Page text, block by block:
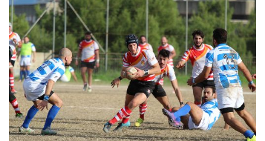
Politica
Cultura
Lavoro
Società
Economia
Sport